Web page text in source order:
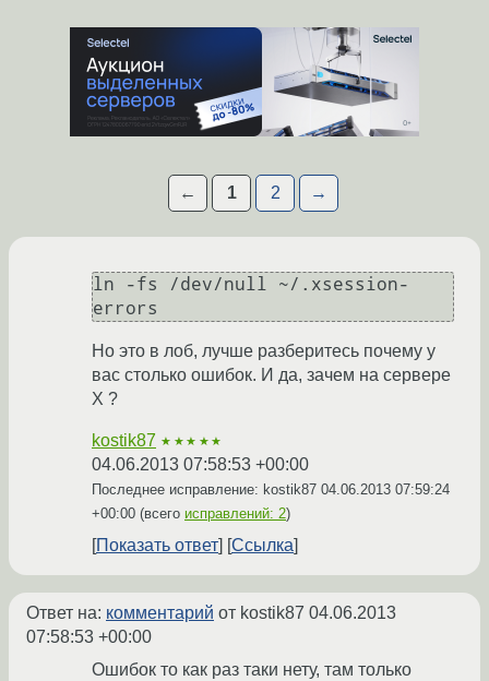
← 1 2 →
ln -fs /dev/null ~/.xsession-
Но это в лоб, лучше разберитесь почему у
вас столько ошибок. И да, зачем на сервере
X ?
kostik87 ★★★★★
04.06.2013 07:58:53 +00:00
Последнее исправление: kostik87 04.06.2013 07:59:24
+00:00 (всего исправлений: 2)
Показать ответ Ссылка
Ответ на: комментарий от kostik87 04.06.2013
07:58:53 +00:00
Ошибок то как раз таки нету, там только